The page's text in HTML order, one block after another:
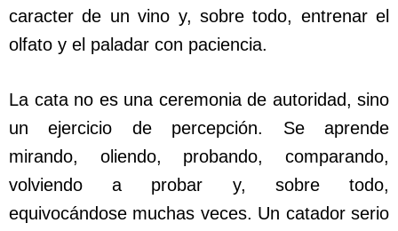
caracter de un vino y, sobre todo, entrenar el
olfato y el paladar con paciencia.
La cata no es una ceremonia de autoridad, sino
un ejercicio de percepción. Se aprende
mirando, oliendo, probando, comparando,
volviendo a probar y, sobre todo,
equivocándose muchas veces. Un catador serio